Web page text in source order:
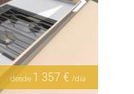
Next
desde 1 357 € /día